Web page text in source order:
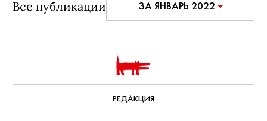
Все публикации ЗА ЯНВАРЬ 2022
РЕДАКЦИЯ